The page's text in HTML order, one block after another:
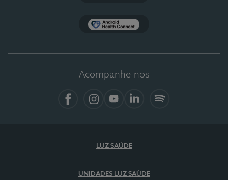
Acompanhe-nos
LUZ SAÚDE
UNIDADES LUZ SAÚDE